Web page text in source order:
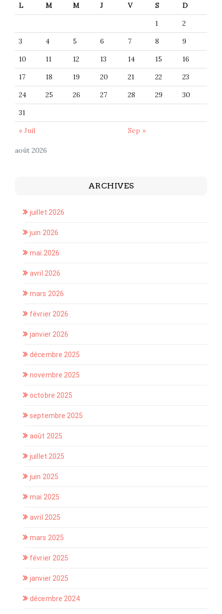
août 2026
L M M J V S
D
1
2
3
4 5 6 7 8
9
10
11 12 13 14 15
16
17
18 19 20 21 22
23
24
25 26 27 28 29
30
31
« Juil
Sep »
ARCHIVES
juillet 2026
juin 2026
mai 2026
avril 2026
mars 2026
février 2026
janvier 2026
décembre 2025
novembre 2025
octobre 2025
septembre 2025
août 2025
juillet 2025
juin 2025
mai 2025
avril 2025
mars 2025
février 2025
janvier 2025
décembre 2024